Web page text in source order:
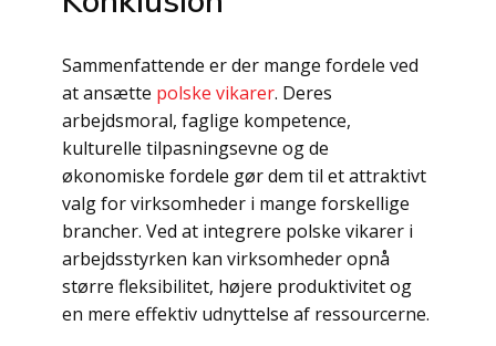
Sammenfattende er der mange fordele ved
at ansætte polske vikarer. Deres
arbejdsmoral, faglige kompetence,
kulturelle tilpasningsevne og de
økonomiske fordele gør dem til et attraktivt
valg for virksomheder i mange forskellige
brancher. Ved at integrere polske vikarer i
arbejdsstyrken kan virksomheder opnå
større fleksibilitet, højere produktivitet og
en mere effektiv udnyttelse af ressourcerne.